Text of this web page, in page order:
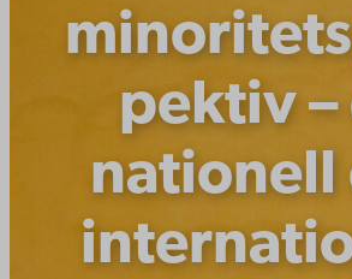
pektiv –
nationell